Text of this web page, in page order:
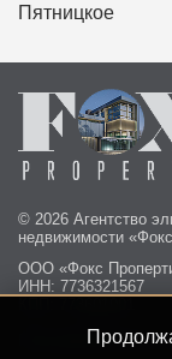
Пятницкое
© 2026 Агентство
недвижимости
ООО «Фокс
ИНН: 7736321567
Пользовательское